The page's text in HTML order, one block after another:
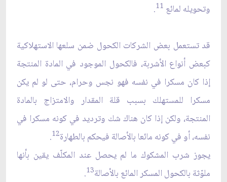
وتحويله لمائع 11
.
قد تستعمل بعض الشركات الكحول ضمن سلعها الاستهلاكية
كبعض أنواع الأشربة، فالكحول الموجود في المادة المنتجة
إذا كان مسكرا في نفسه فهو نجس وحرام، حتى لو لم يكن
مسكرا للمستهلك بسبب قلة المقدار والامتزاج بالمادة
المنتجة، ولكن إذا كان هناك شك وترديد في كونه مسكرا في
نفسه، أو في كونه مائعا بالأصالة فيحكم بالطهارة12
.
يجوز شرب المشكوك ما لم يحصل عند المكلّف يقين بأنها
ملوّثة بالكحول المسكر المائع بالأصالة13
.